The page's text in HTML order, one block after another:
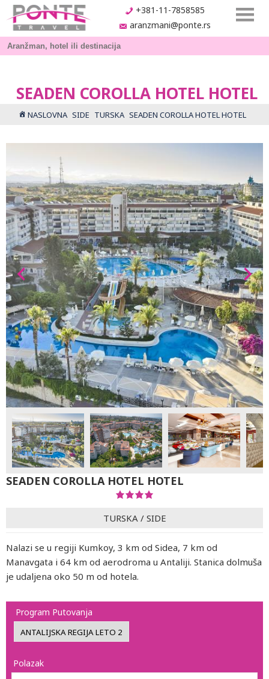
+381-11-7858585
aranzmani@ponte.rs
SEADEN COROLLA HOTEL HOTEL
NASLOVNA SIDE TURSKA SEADEN COROLLA HOTEL HOTEL
SEADEN COROLLA HOTEL HOTEL
TURSKA / SIDE
Nalazi se u regiji Kumkoy, 3 km od Sidea, 7 km od
Manavgata i 64 km od aerodroma u Antaliji. Stanica dolmuša
je udaljena oko 50 m od hotela.
Program Putovanja
Polazak